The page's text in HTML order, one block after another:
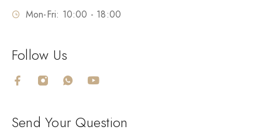
Mon-Fri: 10:00 - 18:00
Follow Us
Send Your Question